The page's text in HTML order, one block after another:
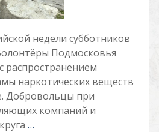
недели субботников
Подмосковья
распространением
наркотических веществ
Добровольцы при
компаний и
…